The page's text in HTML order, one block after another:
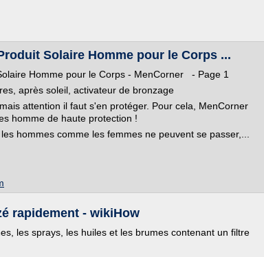
Solaire Homme pour le Corps ...
Homme pour le Corps - MenCorner - Page 1
après soleil, activateur de bronzage
attention il faut s'en protéger. Pour cela, MenCorner
homme de haute protection !
hommes comme les femmes ne peuvent se passer,...
rapidement - wikiHow
les sprays, les huiles et les brumes contenant un filtre